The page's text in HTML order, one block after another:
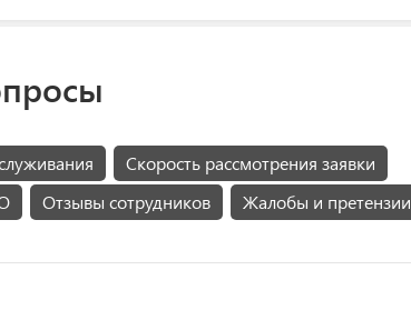
Скорость рассмотрения заявки
Отзывы сотрудников Жалобы и претензии